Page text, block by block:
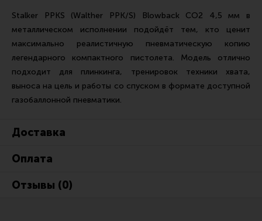
Stalker PPKS (Walther PPK/S) Blowback CO2 4,5 мм в
металлическом исполнении подойдёт тем, кто ценит
максимально реалистичную пневматическую копию
легендарного компактного пистолета. Модель отлично
подходит для плинкинга, тренировок техники хвата,
выноса на цель и работы со спуском в формате доступной
газобаллонной пневматики.
Доставка
Оплата
Отзывы (0)